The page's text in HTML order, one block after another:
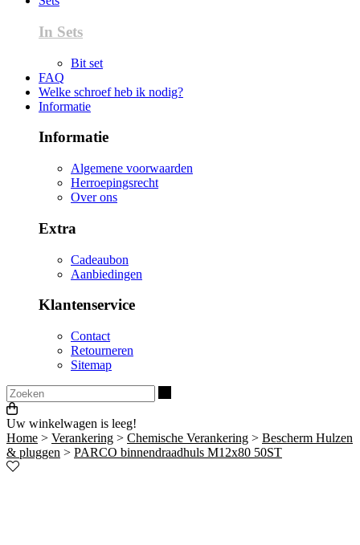
In Sets
Bit set
FAQ
Welke schroef heb ik nodig?
Informatie
Informatie
Algemene voorwaarden
Herroepingsrecht
Over ons
Extra
Cadeaubon
Aanbiedingen
Klantenservice
Contact
Retourneren
Sitemap
Uw winkelwagen is leeg!
Home > Verankering > Chemische Verankering > Bescherm Hulzen
& pluggen > PARCO binnendraadhuls M12x80 50ST